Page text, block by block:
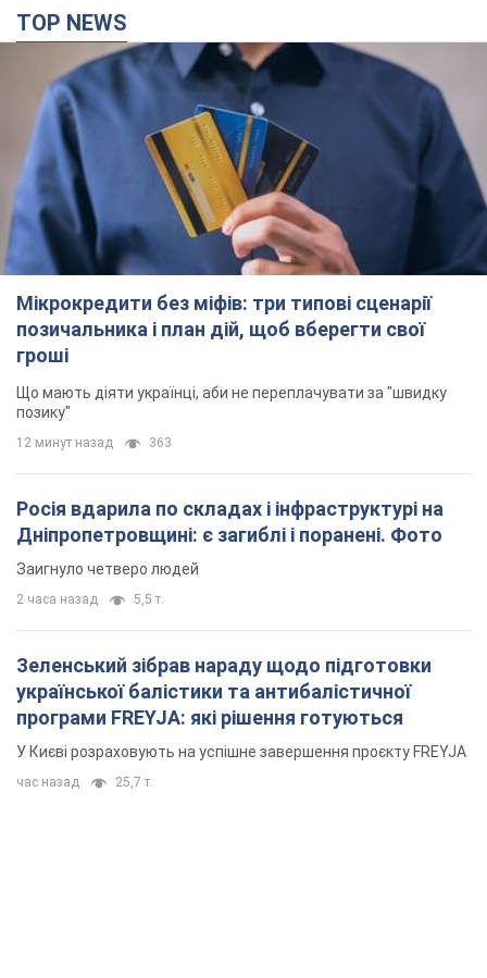
TOP NEWS
Мікрокредити без міфів: три типові сценарії
позичальника і план дій, щоб вберегти свої
гроші
Що мають діяти українці, аби не переплачувати за "швидку
позику"
12 минут назад 363
Росія вдарила по складах і інфраструктурі на
Дніпропетровщині: є загиблі і поранені. Фото
Заигнуло четверо людей
2 часа назад 5,5 т.
Зеленський зібрав нараду щодо підготовки
української балістики та антибалістичної
програми FREYJA: які рішення готуються
У Києві розраховують на успішне завершення проєкту FREYJA
час назад 25,7 т.